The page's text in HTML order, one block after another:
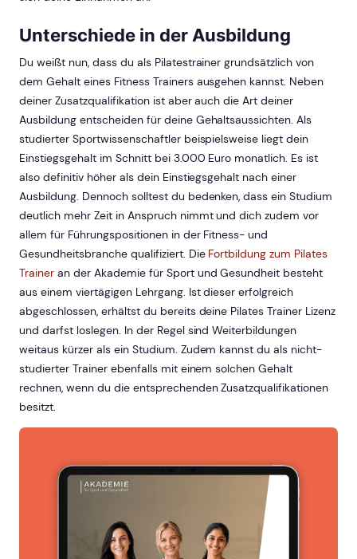
Unterschiede in der Ausbildung
Du weißt nun, dass du als Pilatestrainer grundsätzlich von
dem Gehalt eines Fitness Trainers ausgehen kannst. Neben
deiner Zusatzqualifikation ist aber auch die Art deiner
Ausbildung entscheiden für deine Gehaltsaussichten. Als
studierter Sportwissenschaftler beispielsweise liegt dein
Einstiegsgehalt im Schnitt bei 3.000 Euro monatlich. Es ist
also definitiv höher als dein Einstiegsgehalt nach einer
Ausbildung. Dennoch solltest du bedenken, dass ein Studium
deutlich mehr Zeit in Anspruch nimmt und dich zudem vor
allem für Führungspositionen in der Fitness- und
Gesundheitsbranche qualifiziert. Die Fortbildung zum Pilates
Traineran der Akademie für Sport und Gesundheit besteht
aus einem viertägigen Lehrgang. Ist dieser erfolgreich
abgeschlossen, erhältst du bereits deine Pilates Trainer Lizenz
und darfst loslegen. In der Regel sind Weiterbildungen
weitaus kürzer als ein Studium. Zudem kannst du als nicht-
studierter Trainer ebenfalls mit einem solchen Gehalt
rechnen, wenn du die entsprechenden Zusatzqualifikationen
besitzt.